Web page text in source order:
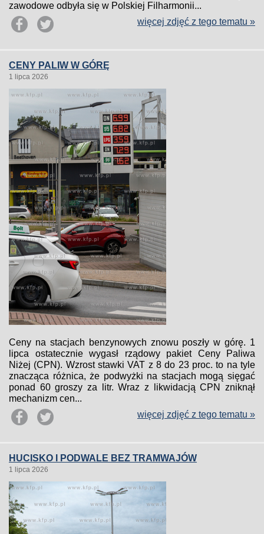
zawodowe odbyła się w Polskiej Filharmonii...
więcej zdjęć z tego tematu »
CENY PALIW W GÓRĘ
1 lipca 2026
Ceny na stacjach benzynowych znowu poszły w górę. 1
lipca ostatecznie wygasł rządowy pakiet Ceny Paliwa
Niżej (CPN). Wzrost stawki VAT z 8 do 23 proc. to na tyle
znacząca różnica, że podwyżki na stacjach mogą sięgać
ponad 60 groszy za litr. Wraz z likwidacją CPN zniknął
mechanizm cen...
więcej zdjęć z tego tematu »
HUCISKO I PODWALE BEZ TRAMWAJÓW
1 lipca 2026